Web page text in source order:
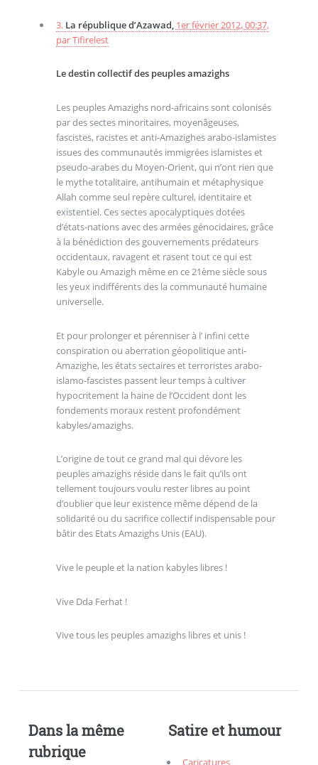
3. La république d’Azawad, 1er février 2012, 00:37,
parTifirelest
Le destin collectif des peuples amazighs
Les peuples Amazighs nord-africains sont colonisés
par des sectes minoritaires, moyenâgeuses,
fascistes, racistes et anti-Amazighes arabo-islamistes
issues des communautés immigrées islamistes et
pseudo-arabes du Moyen-Orient, qui n’ont rien que
le mythe totalitaire, antihumain et métaphysique
Allah comme seul repère culturel, identitaire et
existentiel. Ces sectes apocalyptiques dotées
d’états-nations avec des armées génocidaires, grâce
à la bénédiction des gouvernements prédateurs
occidentaux, ravagent et rasent tout ce qui est
Kabyle ou Amazigh même en ce 21ème siècle sous
les yeux indifférents des la communauté humaine
universelle.
Et pour prolonger et pérenniser à l’ infini cette
conspiration ou aberration géopolitique anti-
Amazighe, les états sectaires et terroristes arabo-
islamo-fascistes passent leur temps à cultiver
hypocritement la haine de l’Occident dont les
fondements moraux restent profondément
kabyles/amazighs.
L’origine de tout ce grand mal qui dévore les
peuples amazighs réside dans le fait qu’ils ont
tellement toujours voulu rester libres au point
d’oublier que leur existence même dépend de la
solidarité ou du sacrifice collectif indispensable pour
bâtir des Etats Amazighs Unis (EAU).
Vive le peuple et la nation kabyles libres !
Vive Dda Ferhat !
Vive tous les peuples amazighs libres et unis !
Dans la même
rubrique
Satire et humour
Caricatures